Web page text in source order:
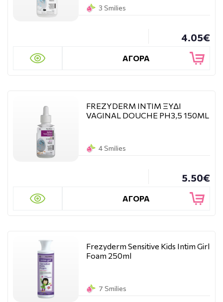
3 Smilies
4.05€
ΑΓΟΡΑ
FREZYDERM INTIM ΞΥΔΙ
VAGINAL DOUCHE PH3,5 150ML
4 Smilies
5.50€
ΑΓΟΡΑ
Frezyderm Sensitive Kids Intim Girl
Foam 250ml
7 Smilies